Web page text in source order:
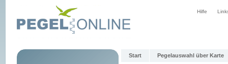
Hilfe
Start Pegelauswahl über Karte